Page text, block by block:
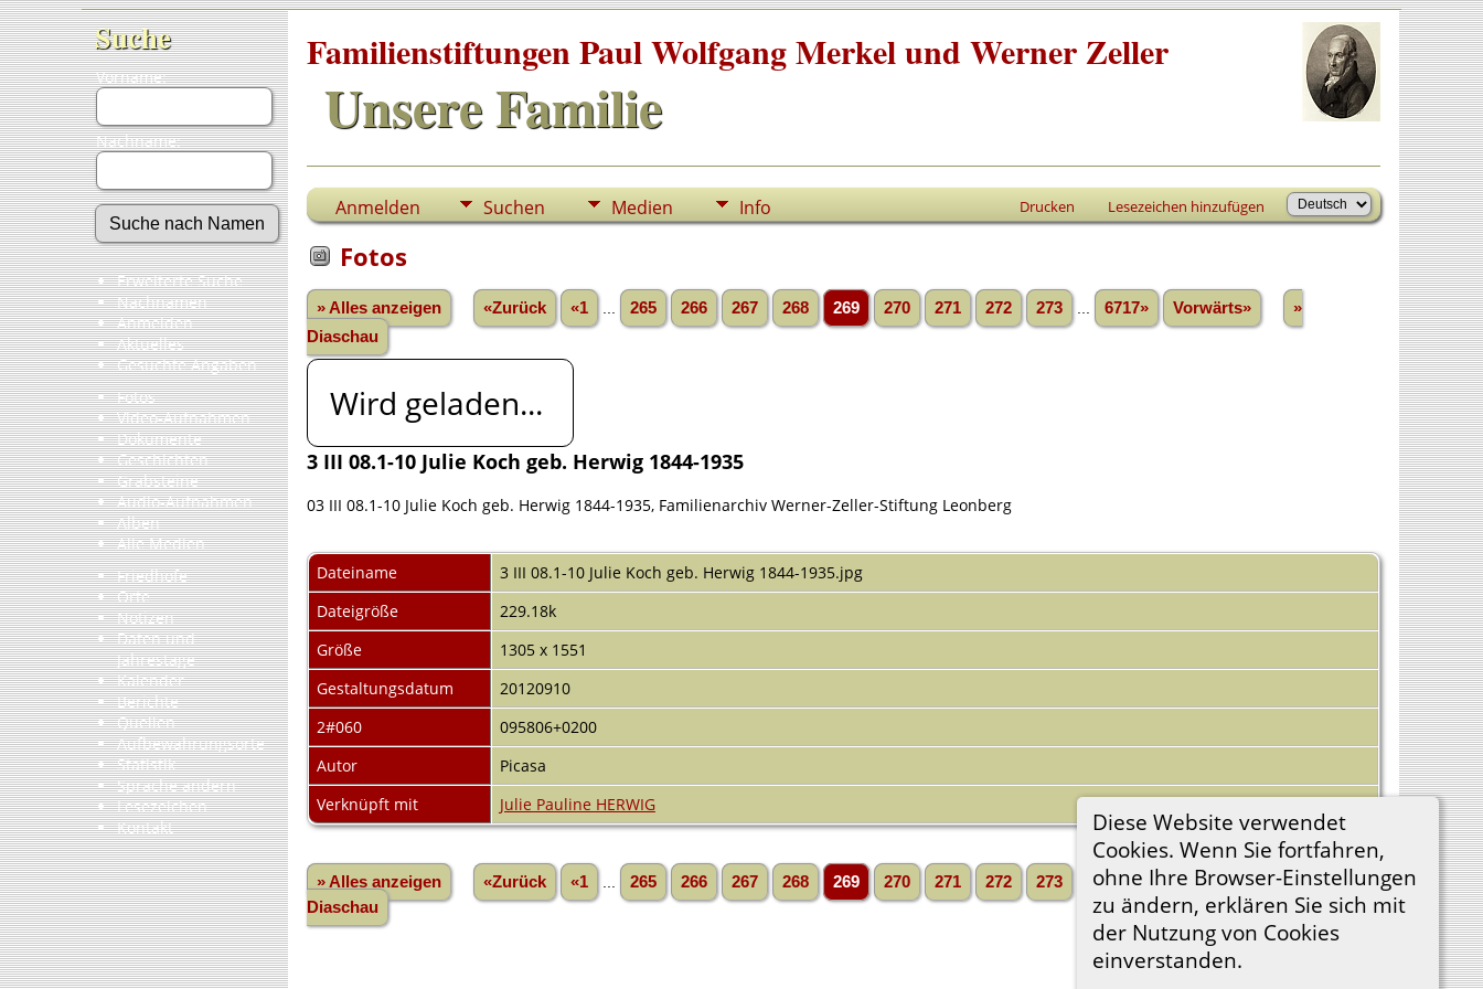
Suche
Vorname:
Nachname:
Erweiterte Suche
Nachnamen
Anmelden
Aktuelles
Gesuchte Angaben
Fotos
Video-Aufnahmen
Dokumente
Geschichten
Grabsteine
Audio-Aufnahmen
Alben
Alle Medien
Friedhöfe
Orte
Notizen
Daten und
Jahrestage
Kalender
Berichte
Quellen
Aufbewahrungsorte
Statistik
Sprache ändern
Lesezeichen
Kontakt
Familienstiftungen Paul Wolfgang Merkel und Werner Zeller
Unsere Familie
Anmelden Suchen Medien Info Drucken Lesezeichen hinzufügen
Diese Website verwendet
Cookies. Wenn Sie fortfahren,
ohne Ihre Browser-Einstellungen
zu ändern, erklären Sie sich mit
der Nutzung von Cookies
einverstanden.
Fotos
» Alles anzeigen «Zurück «1 265 266 267 268 269 270 271 272 273 6717» Vorwärts»
»
Diaschau
Wird geladen...
3 III 08.1-10 Julie Koch geb. Herwig 1844-1935
03 III 08.1-10 Julie Koch geb. Herwig 1844-1935, Familienarchiv Werner-Zeller-Stiftung Leonberg
Dateiname
3 III 08.1-10 Julie Koch geb. Herwig 1844-1935.jpg
Dateigröße
229.18k
Größe
1305 x 1551
Gestaltungsdatum
20120910
2#060
095806+0200
Autor
Picasa
Verknüpft mit
Julie Pauline HERWIG
» Alles anzeigen «Zurück «1 265 266 267 268 269 270 271 272 273 ... 6717» Vorwärts»
»
Diaschau